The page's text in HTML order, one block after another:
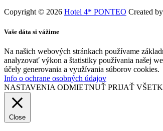
Copyright © 2026 Hotel 4* PONTEO Created
Vaše dáta si vážime
Na našich webových stránkach používame
analyzovať výkon a štatistiky používania našej
účely generovania a využívania súborov cookies.
Info o ochrane osobných údajov
NASTAVENIA ODMIETNUŤ PRIJAŤ
Close